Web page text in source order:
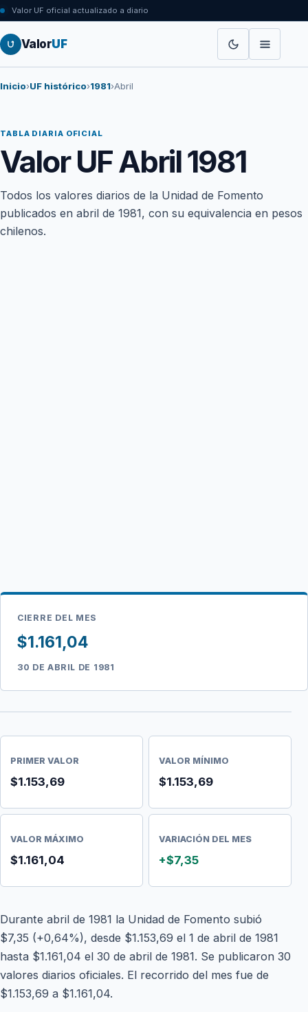
Valor UF oficial actualizado a diario
ValorUF
Inicio›UF histórico›1981›Abril
TABLA DIARIA OFICIAL
Valor UF Abril 1981
Todos los valores diarios de la Unidad de Fomento
publicados en abril de 1981, con su equivalencia en pesos
chilenos.
CIERRE DEL MES
$1.161,04
30 DE ABRIL DE 1981
PRIMER VALOR
$1.153,69
VALOR MÍNIMO
$1.153,69
VALOR MÁXIMO
$1.161,04
VARIACIÓN DEL MES
+$7,35
Durante abril de 1981 la Unidad de Fomento subió
$7,35 (+0,64%), desde $1.153,69 el 1 de abril de 1981
hasta $1.161,04 el 30 de abril de 1981. Se publicaron 30
valores diarios oficiales. El recorrido del mes fue de
$1.153,69 a $1.161,04.